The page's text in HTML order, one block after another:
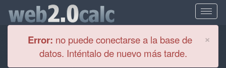
×
Error: no puede conectarse a la base de
datos. Inténtalo de nuevo más tarde.